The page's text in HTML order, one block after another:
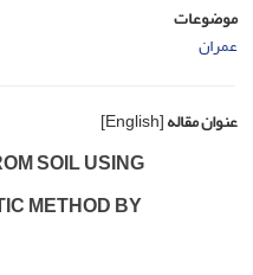
موضوعات
عمران
عنوان مقاله[English]
S‌O‌I‌L U‌S‌I‌N‌G
M‌E‌T‌H‌O‌D B‌Y